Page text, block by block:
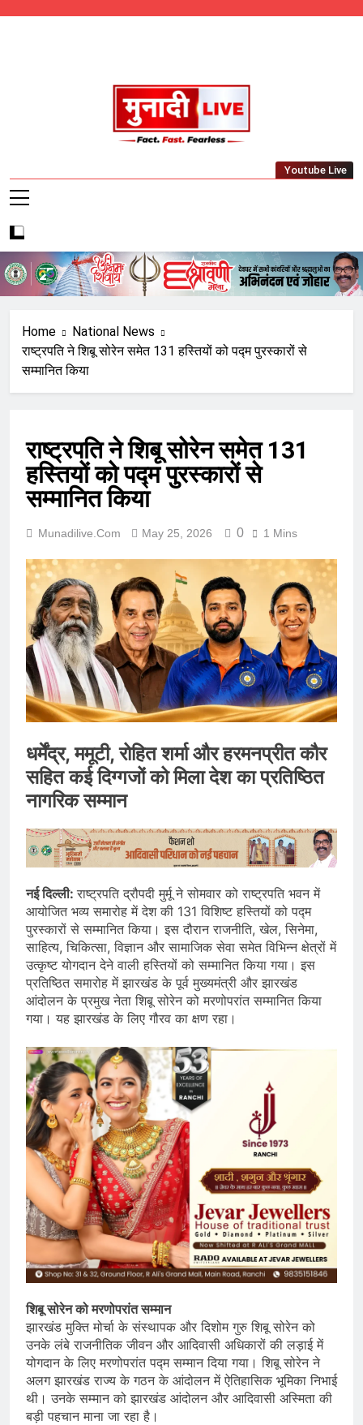
Munadi Live – Jharkhand's Leading Local
Youtube Live
Home
National News
राष्ट्रपति ने शिबू सोरेन समेत 131 हस्तियों को पद्म पुरस्कारों से
सम्मानित किया
राष्ट्रपति ने शिबू सोरेन समेत 131
हस्तियों को पद्म पुरस्कारों से
सम्मानित किया
Munadilive.com May 25, 2026 0 1 Mins
धर्मेंद्र, ममूटी, रोहित शर्मा और हरमनप्रीत कौर
सहित कई दिग्गजों को मिला देश का प्रतिष्ठित
नागरिक सम्मान
नई दिल्ली:राष्ट्रपति द्रौपदी मुर्मू ने सोमवार को राष्ट्रपति भवन में
आयोजित भव्य समारोह में देश की 131 विशिष्ट हस्तियों को पद्म
पुरस्कारों से सम्मानित किया। इस दौरान राजनीति, खेल, सिनेमा,
साहित्य, चिकित्सा, विज्ञान और सामाजिक सेवा समेत विभिन्न क्षेत्रों में
उत्कृष्ट योगदान देने वाली हस्तियों को सम्मानित किया गया। इस
प्रतिष्ठित समारोह में झारखंड के पूर्व मुख्यमंत्री और झारखंड
आंदोलन के प्रमुख नेता शिबू सोरेन को मरणोपरांत सम्मानित किया
गया। यह झारखंड के लिए गौरव का क्षण रहा।
शिबू सोरेन को मरणोपरांत सम्मान
झारखंड मुक्ति मोर्चा के संस्थापक और दिशोम गुरु शिबू सोरेन को
उनके लंबे राजनीतिक जीवन और आदिवासी अधिकारों की लड़ाई में
योगदान के लिए मरणोपरांत पद्म सम्मान दिया गया। शिबू सोरेन ने
अलग झारखंड राज्य के गठन के आंदोलन में ऐतिहासिक भूमिका निभाई
थी। उनके सम्मान को झारखंड आंदोलन और आदिवासी अस्मिता की
बड़ी पहचान माना जा रहा है।